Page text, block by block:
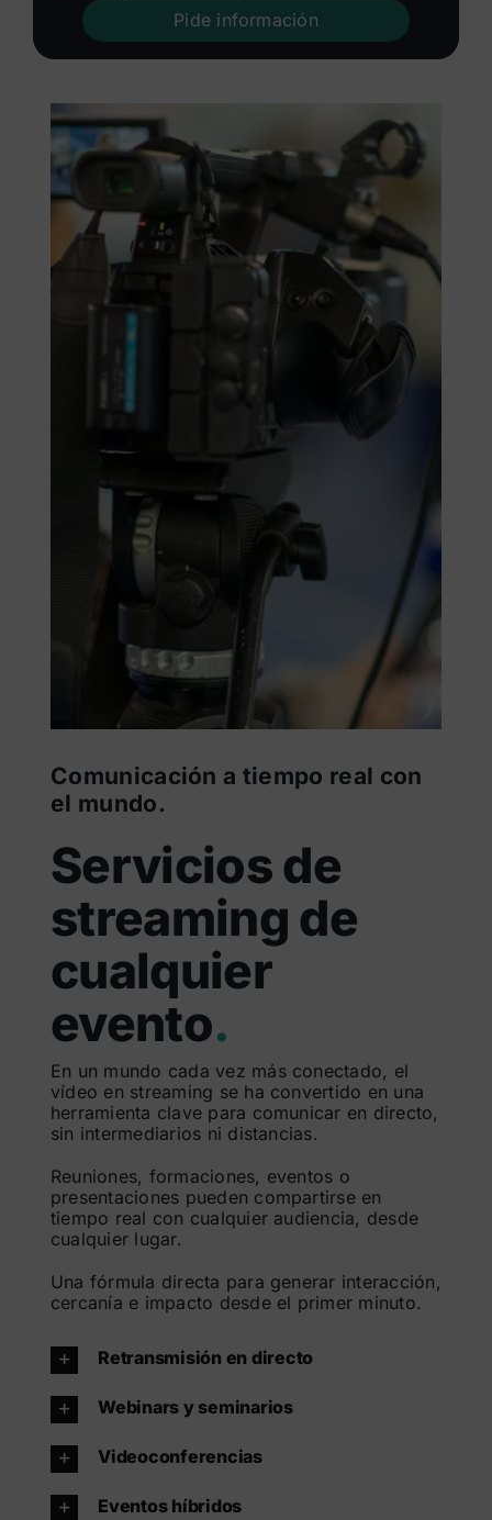
Pide información
Comunicación a tiempo real con
el mundo.
Servicios de
streaming de
cualquier
evento.
En un mundo cada vez más conectado, el
vídeo en streaming se ha convertido en una
herramienta clave para comunicar en directo,
sin intermediarios ni distancias.
Reuniones, formaciones, eventos o
presentaciones pueden compartirse en
tiempo real con cualquier audiencia, desde
cualquier lugar.
Una fórmula directa para generar interacción,
cercanía e impacto desde el primer minuto.
Retransmisión en directo
Webinars y seminarios
Videoconferencias
Eventos híbridos